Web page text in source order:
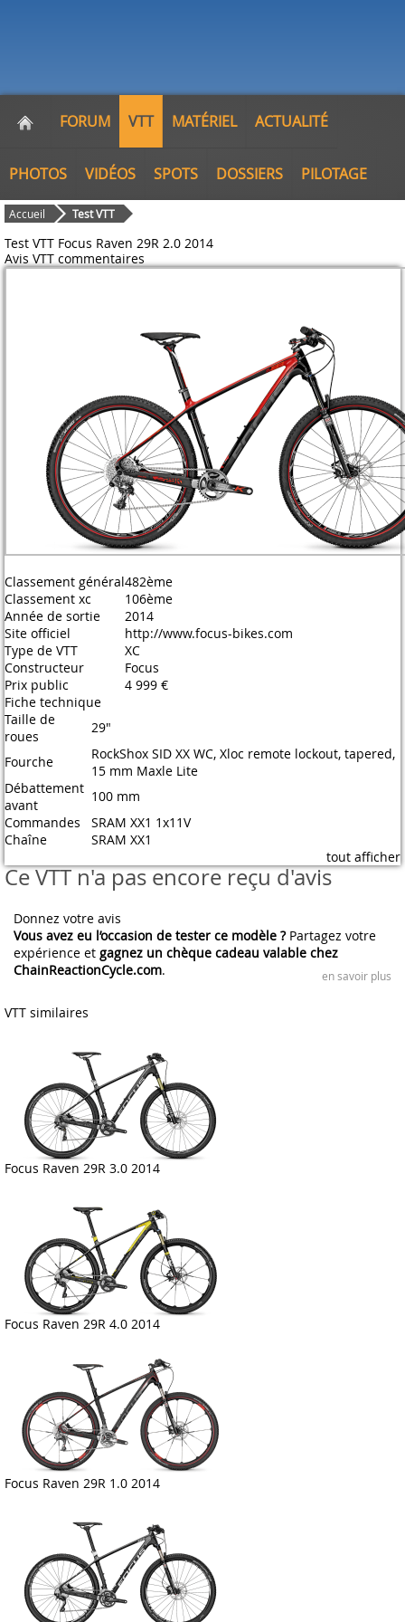
FORUM VTT MATÉRIEL ACTUALITÉ
PHOTOS VIDÉOS SPOTS DOSSIERS PILOTAGE
Accueil Test VTT
Test VTT Focus Raven 29R 2.0 2014
Avis VTT commentaires
Classement général482ème
Classement xc
106ème
Année de sortie
2014
Site officiel
http://www.focus-bikes.com
Type de VTT
XC
Constructeur
Focus
Prix public
4 999 €
Fiche technique
Taille de
roues
29"
Fourche
RockShox SID XX WC, Xloc remote lockout, tapered,
15 mm Maxle Lite
Débattement
avant
100 mm
Commandes
SRAM XX1 1x11V
Chaîne
SRAM XX1
tout afficher
Ce VTT n'a pas encore reçu d'avis
Donnez votre avis
Vous avez eu l’occasion de tester ce modèle ?Partagez votre
expérience et gagnez un chèque cadeau valable chez
ChainReactionCycle.com. en savoir plus
VTT similaires
Focus Raven 29R 3.0 2014
Focus Raven 29R 4.0 2014
Focus Raven 29R 1.0 2014